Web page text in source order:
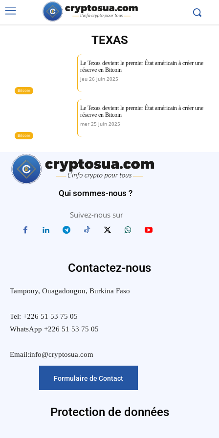
TEXAS
Bitcoin
Le Texas devient le premier État américain à créer une
réserve en Bitcoin
jeu 26 juin 2025
Bitcoin
Le Texas devient le premier État américain à créer une
réserve en Bitcoin
mer 25 juin 2025
Qui sommes-nous ?
Suivez-nous sur
Contactez-nous
Tampouy, Ouagadougou, Burkina Faso
Tel: +226 51 53 75 05
WhatsApp +226 51 53 75 05
Email:info@cryptosua.com
Formulaire de Contact
Protection de données